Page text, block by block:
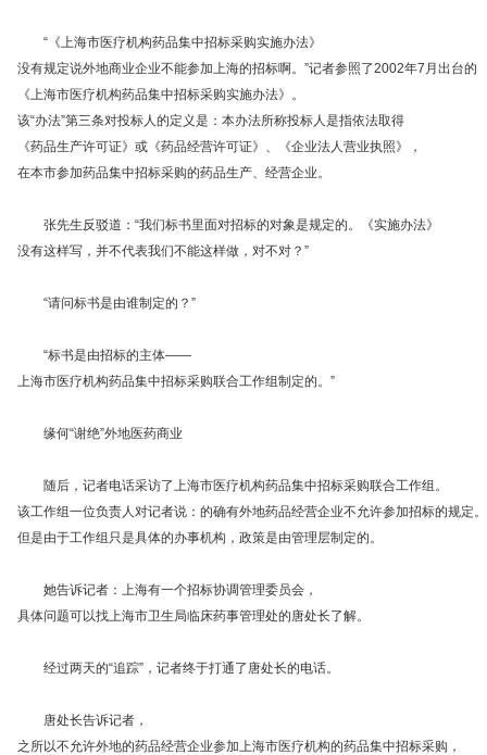
“《上海市医疗机构药品集中招标采购实施办法》
没有规定说外地商业企业不能参加上海的招标啊。”记者参照了2002年7月出台的
《上海市医疗机构药品集中招标采购实施办法》。
该“办法”第三条对投标人的定义是：本办法所称投标人是指依法取得
《药品生产许可证》或《药品经营许可证》、《企业法人营业执照》，
在本市参加药品集中招标采购的药品生产、经营企业。
张先生反驳道：“我们标书里面对招标的对象是规定的。《实施办法》
没有这样写，并不代表我们不能这样做，对不对？”
“请问标书是由谁制定的？”
“标书是由招标的主体——
上海市医疗机构药品集中招标采购联合工作组制定的。”
缘何“谢绝”外地医药商业
随后，记者电话采访了上海市医疗机构药品集中招标采购联合工作组。
该工作组一位负责人对记者说：的确有外地药品经营企业不允许参加招标的规定。
但是由于工作组只是具体的办事机构，政策是由管理层制定的。
她告诉记者：上海有一个招标协调管理委员会，
具体问题可以找上海市卫生局临床药事管理处的唐处长了解。
经过两天的“追踪”，记者终于打通了唐处长的电话。
唐处长告诉记者，
之所以不允许外地的药品经营企业参加上海市医疗机构的药品集中招标采购，